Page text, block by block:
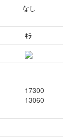
なし
ｷﾗ
17300
13060